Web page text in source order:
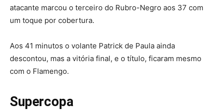
atacante marcou o terceiro do Rubro-Negro aos 37 com
um toque por cobertura.
Aos 41 minutos o volante Patrick de Paula ainda
descontou, mas a vitória final, e o título, ficaram mesmo
com o Flamengo.
Supercopa